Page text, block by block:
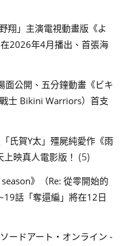
翔」主演電視動畫版《よ
2026年4月播出、首張海
面公開、五分鐘動畫《ビキ
士 Bikini Warriors）首支
氏賀Y太」殭屍純愛作《雨
映真人電影版！ (5)
》（Re: 從零開始的
話「奪還編」將在12日
ードアート・オンライン -